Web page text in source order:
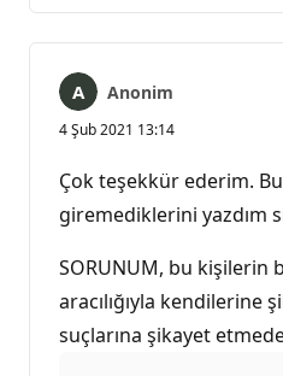
Anonim
4 Şub 2021 13:14
Çok teşekkür ederim.
giremediklerini yazdım
SORUNUM, bu kişilerin
aracılığıyla
suçlarına şikayet